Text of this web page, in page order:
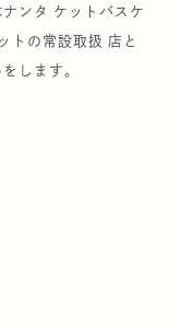
開催（於：東京ディ
史の総合展示
ンタ ケットバスケ
トの常設取扱 店と
します。